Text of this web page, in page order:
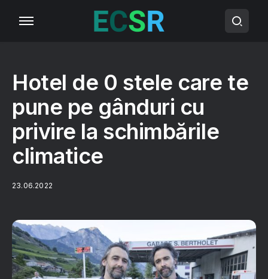
Hotel de 0 stele care te
pune pe gânduri cu
privire la schimbările
climatice
23.06.2022